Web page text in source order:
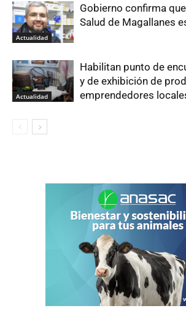
Actualidad
Gobierno confirma
Salud de Magallanes
Actualidad
Habilitan punto de
y de exhibición de
emprendedores